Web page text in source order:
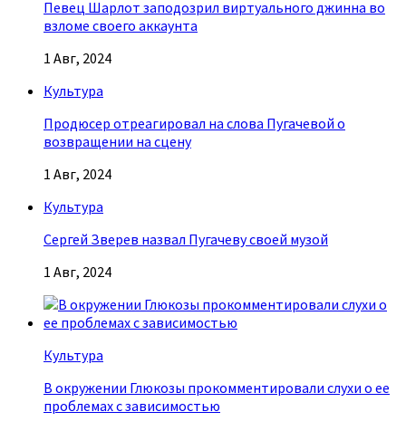
Певец Шарлот заподозрил виртуального джинна во
взломе своего аккаунта
1 Авг, 2024
Культура
Продюсер отреагировал на слова Пугачевой о
возвращении на сцену
1 Авг, 2024
Культура
Сергей Зверев назвал Пугачеву своей музой
1 Авг, 2024
Культура
В окружении Глюкозы прокомментировали слухи о ее
проблемах с зависимостью